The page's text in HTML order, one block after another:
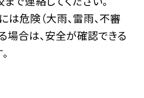
は危険（大雨、雷雨、不審
場合は、安全が確認できる